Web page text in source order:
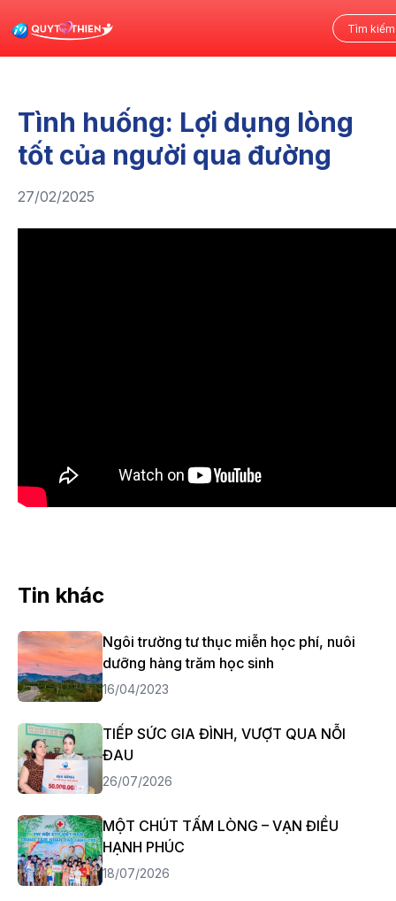
Tình huống: Lợi dụng lòng
tốt của người qua đường
27/02/2025
Tin khác
Ngôi trường tư thục miễn học phí, nuôi
dưỡng hàng trăm học sinh
16/04/2023
TIẾP SỨC GIA ĐÌNH, VƯỢT QUA NỖI
ĐAU
26/07/2026
MỘT CHÚT TẤM LÒNG – VẠN ĐIỀU
HẠNH PHÚC
18/07/2026